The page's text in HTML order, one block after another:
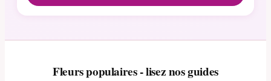
Fleurs populaires - lisez nos guides